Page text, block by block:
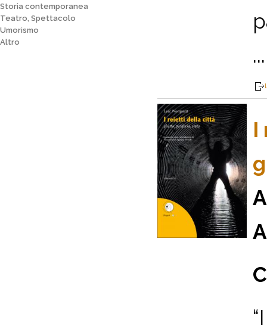
Storia contemporanea
Teatro, Spettacolo
Umorismo
Altro
...
I